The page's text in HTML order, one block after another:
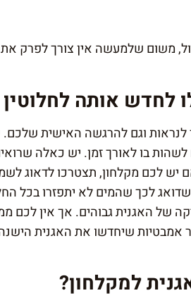
משום שלמעשה אין צורך לפרק
לחדש אותה לחלוטין
וגם להרגשה האישית
לשהות בו לאורך זמן. יש כאלה
יש לכם מקלחון, תצטרכו לדאוג
לכך שהמים לא יתפזרו בכל
של האגנית גבוהים. אך אין לכם
אמבטיות שיחדשו את האגנית
למקלחון?